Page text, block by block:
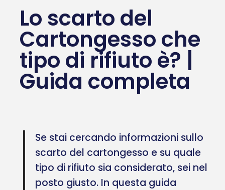
Lo scarto del
Cartongesso che
tipo di rifiuto è? |
Guida completa
Se stai cercando informazioni sullo
scarto del cartongesso e su quale
tipo di rifiuto sia considerato, sei nel
posto giusto. In questa guida